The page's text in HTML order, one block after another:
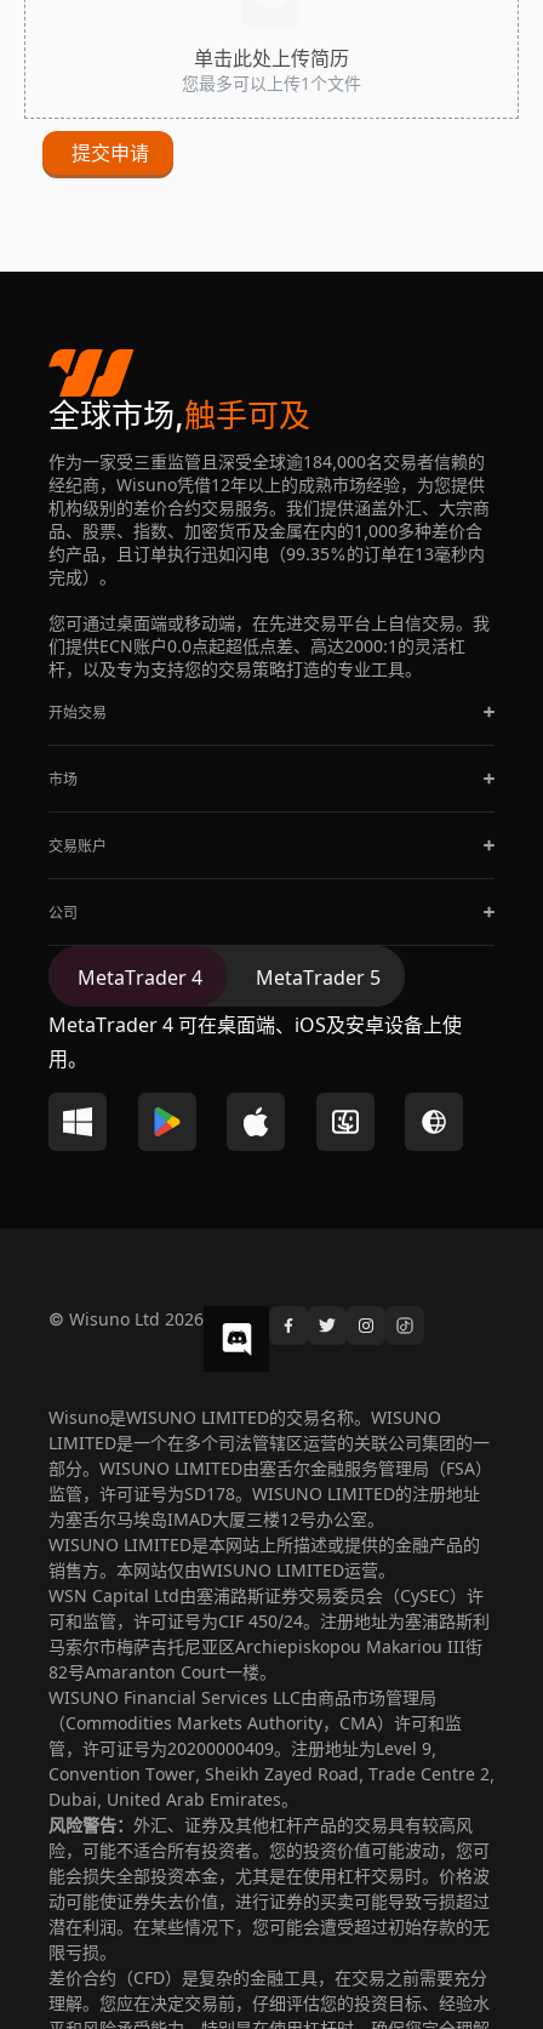
单击此处上传简历
您最多可以上传1个文件
提交申请
全球市场,触手可及
作为一家受三重监管且深受全球逾184,000名交易者信赖的
经纪商，Wisuno凭借12年以上的成熟市场经验，为您提供
机构级别的差价合约交易服务。我们提供涵盖外汇、大宗商
品、股票、指数、加密货币及金属在内的1,000多种差价合
约产品，且订单执行迅如闪电（99.35%的订单在13毫秒内
完成）。
您可通过桌面端或移动端，在先进交易平台上自信交易。我
们提供ECN账户0.0点起超低点差、高达2000:1的灵活杠
杆，以及专为支持您的交易策略打造的专业工具。
开始交易
市场
交易账户
公司
MetaTrader 4
MetaTrader 5
MetaTrader 4 可在桌面端、iOS及安卓设备上使
用。
© Wisuno Ltd 2026
Wisuno是WISUNO LIMITED的交易名称。WISUNO
LIMITED是一个在多个司法管辖区运营的关联公司集团的一
部分。WISUNO LIMITED由塞舌尔金融服务管理局（FSA）
监管，许可证号为SD178。WISUNO LIMITED的注册地址
为塞舌尔马埃岛IMAD大厦三楼12号办公室。
WISUNO LIMITED是本网站上所描述或提供的金融产品的
销售方。本网站仅由WISUNO LIMITED运营。
WSN Capital Ltd由塞浦路斯证券交易委员会（CySEC）许
可和监管，许可证号为CIF 450/24。注册地址为塞浦路斯利
马索尔市梅萨吉托尼亚区Archiepiskopou Makariou III街
82号Amaranton Court一楼。
WISUNO Financial Services LLC由商品市场管理局
（Commodities Markets Authority，CMA）许可和监
管，许可证号为20200000409。注册地址为Level 9,
Convention Tower, Sheikh Zayed Road, Trade Centre 2,
Dubai, United Arab Emirates。
风险警告： 外汇、证券及其他杠杆产品的交易具有较高风
险，可能不适合所有投资者。您的投资价值可能波动，您可
能会损失全部投资本金，尤其是在使用杠杆交易时。价格波
动可能使证券失去价值，进行证券的买卖可能导致亏损超过
潜在利润。在某些情况下，您可能会遭受超过初始存款的无
限亏损。
差价合约（CFD）是复杂的金融工具，在交易之前需要充分
理解。您应在决定交易前，仔细评估您的投资目标、经验水